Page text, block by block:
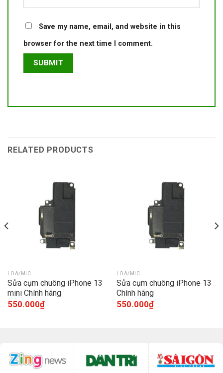
Save my name, email, and website in this
browser for the next time I comment.
RELATED PRODUCTS
LOA/MIC
Sửa cụm chuông iPhone 13
mini Chính hãng
550.000₫
LOA/MIC
Sửa cụm chuông iPhone 13
Chính hãng
550.000₫